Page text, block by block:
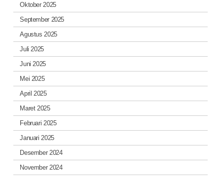
Oktober 2025
September 2025
Agustus 2025
Juli 2025
Juni 2025
Mei 2025
April 2025
Maret 2025
Februari 2025
Januari 2025
Desember 2024
November 2024